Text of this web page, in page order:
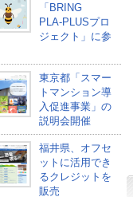
「BRING
PLA-PLUSプロ
ジェクト」に参
東京都「スマー
トマンション導
入促進事業」の
説明会開催
福井県、オフセ
ットに活用でき
るクレジットを
販売